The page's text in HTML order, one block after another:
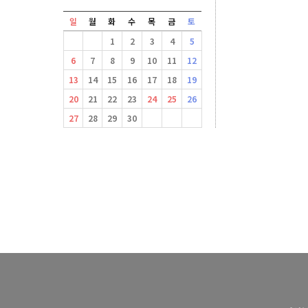
일 월 화 수 목 금
토
1
2 3 4
5
6
7 8 9 10 11
12
13
14 15 16 17 18
19
20
21 22 23 24 25
26
27
28 29 30